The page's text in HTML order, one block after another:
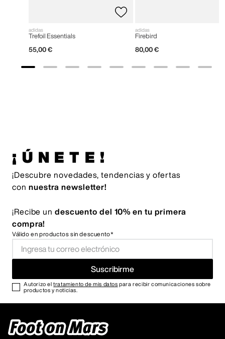
adidas
Trefoil Essentials
55,00 €
adidas
Firebird
80,00 €
¡ÚNETE!
¡Descubre novedades, tendencias y ofertas
con nuestra newsletter!
¡Recibe un descuento del 10% en tu primera
compra!
Válido en productos sin descuento*
Suscribirme
Autorizo eltratamiento de mis datos para recibir comunicaciones sobre
productos y noticias.